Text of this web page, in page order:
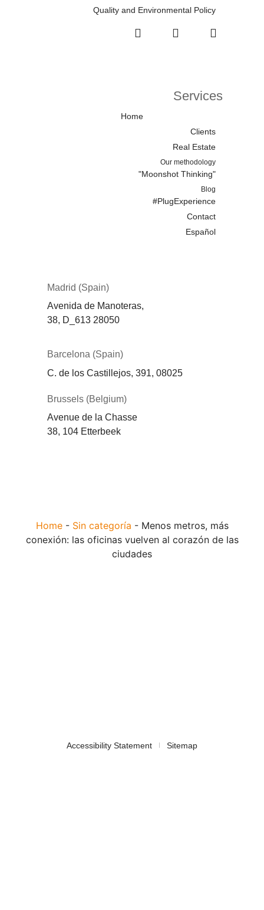
Madrid (Spain)
Avenida de Manoteras,
38, D_613 28050
Barcelona (Spain)
C. de los Castillejos, 391, 08025
Brussels (Belgium)
Avenue de la Chasse
38, 104 Etterbeek
Services
Home
Clients
Real Estate
Our methodology
"Moonshot Thinking"
Blog
#PlugExperience
Contact
Español
Quality and Environmental Policy
Home- Sin categoría - Menos metros, más
conexión: las oficinas vuelven al corazón de las
ciudades
Accessibility Statement Sitemap